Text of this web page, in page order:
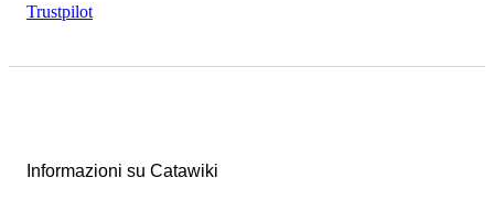
Trustpilot
Informazioni su Catawiki